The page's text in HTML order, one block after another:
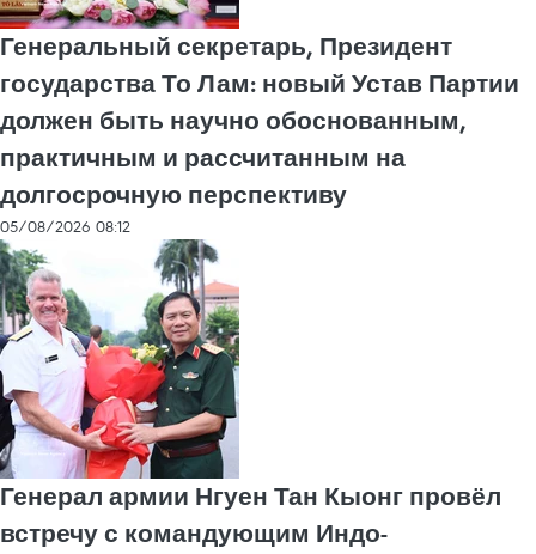
Генеральный секретарь, Президент
государства То Лам: новый Устав Партии
должен быть научно обоснованным,
практичным и рассчитанным на
долгосрочную перспективу
05/08/2026 08:12
Генерал армии Нгуен Тан Кыонг провёл
встречу с командующим Индо-